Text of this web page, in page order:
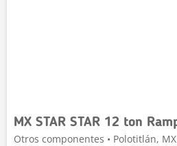
Otros componentes • Polotitlán, MX